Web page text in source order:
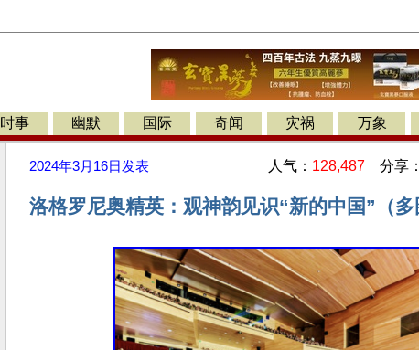
时事 幽默 国际 奇闻 灾祸 万象
2024年3月16日 发表 人气： 128,487 分享：
洛格罗尼奥精英：观神韵见识“新的中国”（多